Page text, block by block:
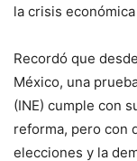
la crisis
Recordó que
México, una
(INE) cumple con
reforma, pero con
elecciones y la